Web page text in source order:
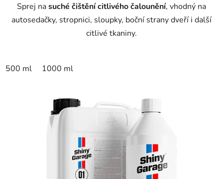
Sprej nasuché čištění citlivého čalounění, vhodný na
autosedačky, stropnici, sloupky, boční strany dveří i další
citlivé tkaniny.
500 ml 1000 ml